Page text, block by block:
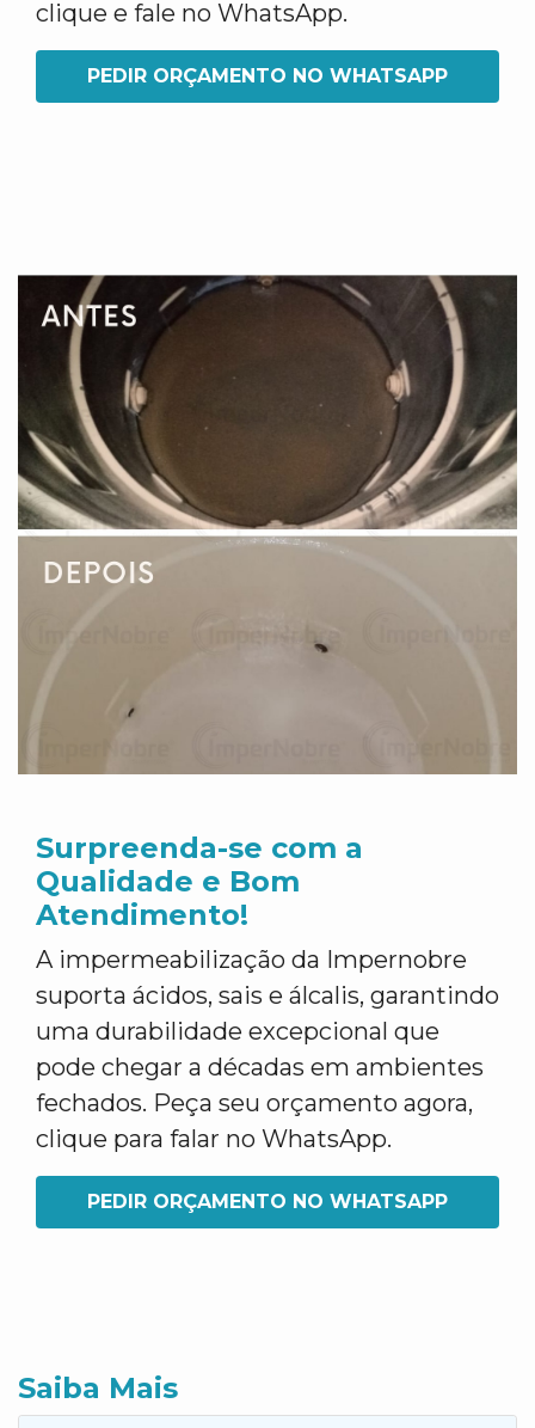
clique e fale no WhatsApp.
PEDIR ORÇAMENTO NO WHATSAPP
Surpreenda-se com a
Qualidade e Bom
Atendimento!
A impermeabilização da Impernobre
suporta ácidos, sais e álcalis, garantindo
uma durabilidade excepcional que
pode chegar a décadas em ambientes
fechados. Peça seu orçamento agora,
clique para falar no WhatsApp.
PEDIR ORÇAMENTO NO WHATSAPP
Saiba Mais